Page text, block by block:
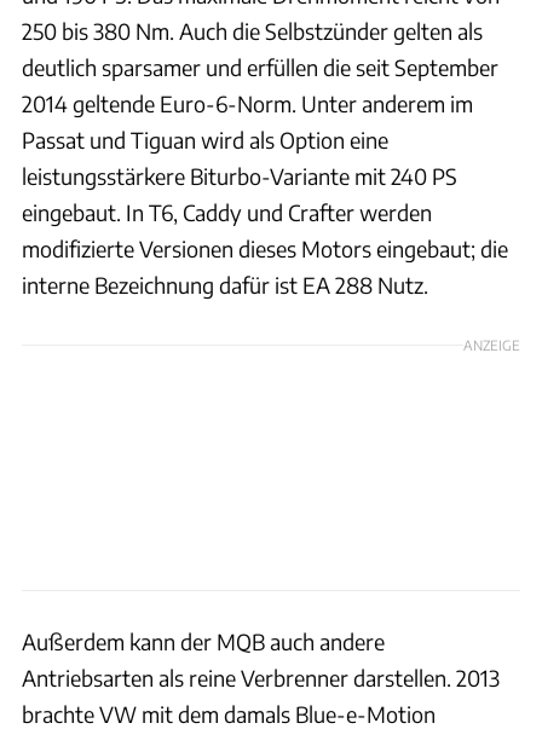
250 bis 380 Nm. Auch die Selbstzünder gelten als
deutlich sparsamer und erfüllen die seit September
2014 geltende Euro-6-Norm. Unter anderem im
Passat und Tiguan wird als Option eine
leistungsstärkere Biturbo-Variante mit 240 PS
eingebaut. In T6, Caddy und Crafter werden
modifizierte Versionen dieses Motors eingebaut; die
interne Bezeichnung dafür ist EA 288 Nutz.
ANZEIGE
Außerdem kann der MQB auch andere
Antriebsarten als reine Verbrenner darstellen. 2013
brachte VW mit dem damals Blue-e-Motion